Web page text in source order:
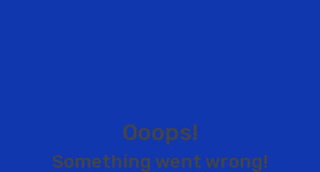
Ooops!
Something went wrong!